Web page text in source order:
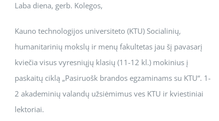
Laba diena, gerb. Kolegos,
Kauno technologijos universiteto (KTU) Socialinių,
humanitarinių mokslų ir menų fakultetas jau šį pavasarį
kviečia visus vyresniųjų klasių (11-12 kl.) mokinius į
paskaitų ciklą „Pasiruošk brandos egzaminams su KTU“. 1-
2 akademinių valandų užsiėmimus ves KTU ir kviestiniai
lektoriai.